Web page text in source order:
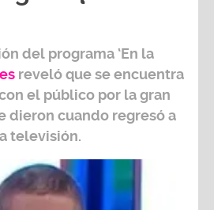
del programa ‘En la
reveló que se encuentra
el público por la gran
dieron cuando regresó a
televisión.